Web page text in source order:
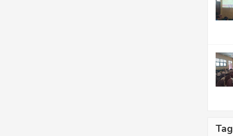
Tag